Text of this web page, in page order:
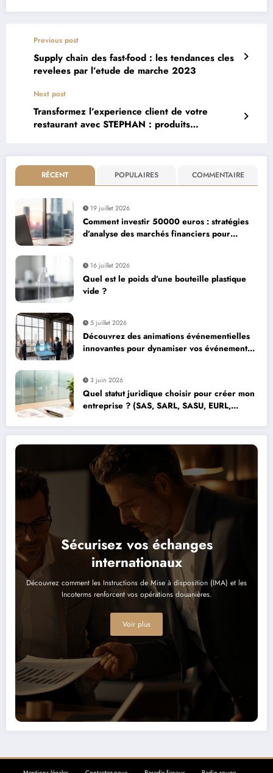
Previous post
Supply chain des fast-food : les tendances cles
revelees par l’etude de marche 2023
Next post
Transformez l’experience client de votre
restaurant avec STEPHAN : produits
RÉCENT POPULAIRES COMMENTAIRE
19 juillet 2026
Comment investir 50000 euros : stratégies
d’analyse des marchés financiers pour
16 juillet 2026
Quel est le poids d’une bouteille plastique
vide ?
5 juillet 2026
Découvrez des animations événementielles
innovantes pour dynamiser vos événements
3 juin 2026
Quel statut juridique choisir pour créer mon
entreprise ? (SAS, SARL, SASU, EURL,
Sécurisez vos échanges
internationaux
Découvrez comment les Instructions de Mise à disposition (IMA) et les
Incoterms renforcent vos opérations douanières.
Voir plus